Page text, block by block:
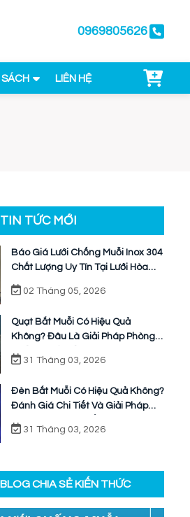
0969805626
LIÊN HỆ
TIN TỨC MỚI
Báo Giá Lưới Chống Muỗi Inox 304
Chất Lượng Uy Tín Tại Lưới Hòa
Phát
02 Tháng 05, 2026
Quạt Bắt Muỗi Có Hiệu Quả
Không? Đâu Là Giải Pháp Phòng
Chống Muỗi Bền Vững
31 Tháng 03, 2026
Đèn Bắt Muỗi Có Hiệu Quả Không?
Đánh Giá Chi Tiết Và Giải Pháp
Ngăn Chặn Triệt Để
31 Tháng 03, 2026
CHIA SẺ KIẾN THỨC